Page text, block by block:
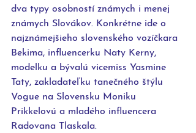
dva typy osobností známych i menej
známych Slovákov. Konkrétne ide o
najznámejšieho slovenského vozíčkara
Bekima, influencerku Naty Kerny,
modelku a bývalú vicemiss Yasmine
Taty, zakladateľku tanečného štýlu
Vogue na Slovensku Moniku
Prikkelovú a mladého influencera
Radovana Tlaskala.